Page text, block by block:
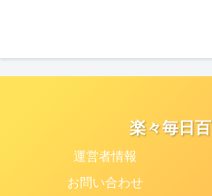
楽々毎日
運営者情報
お問い合わせ